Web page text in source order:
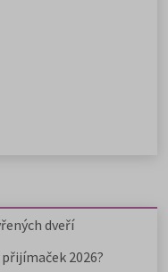
dveří
2026?